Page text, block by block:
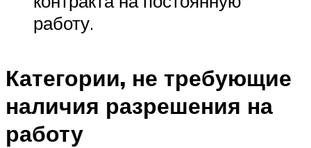
работу.
Категории, не требующие
наличия разрешения на
работу